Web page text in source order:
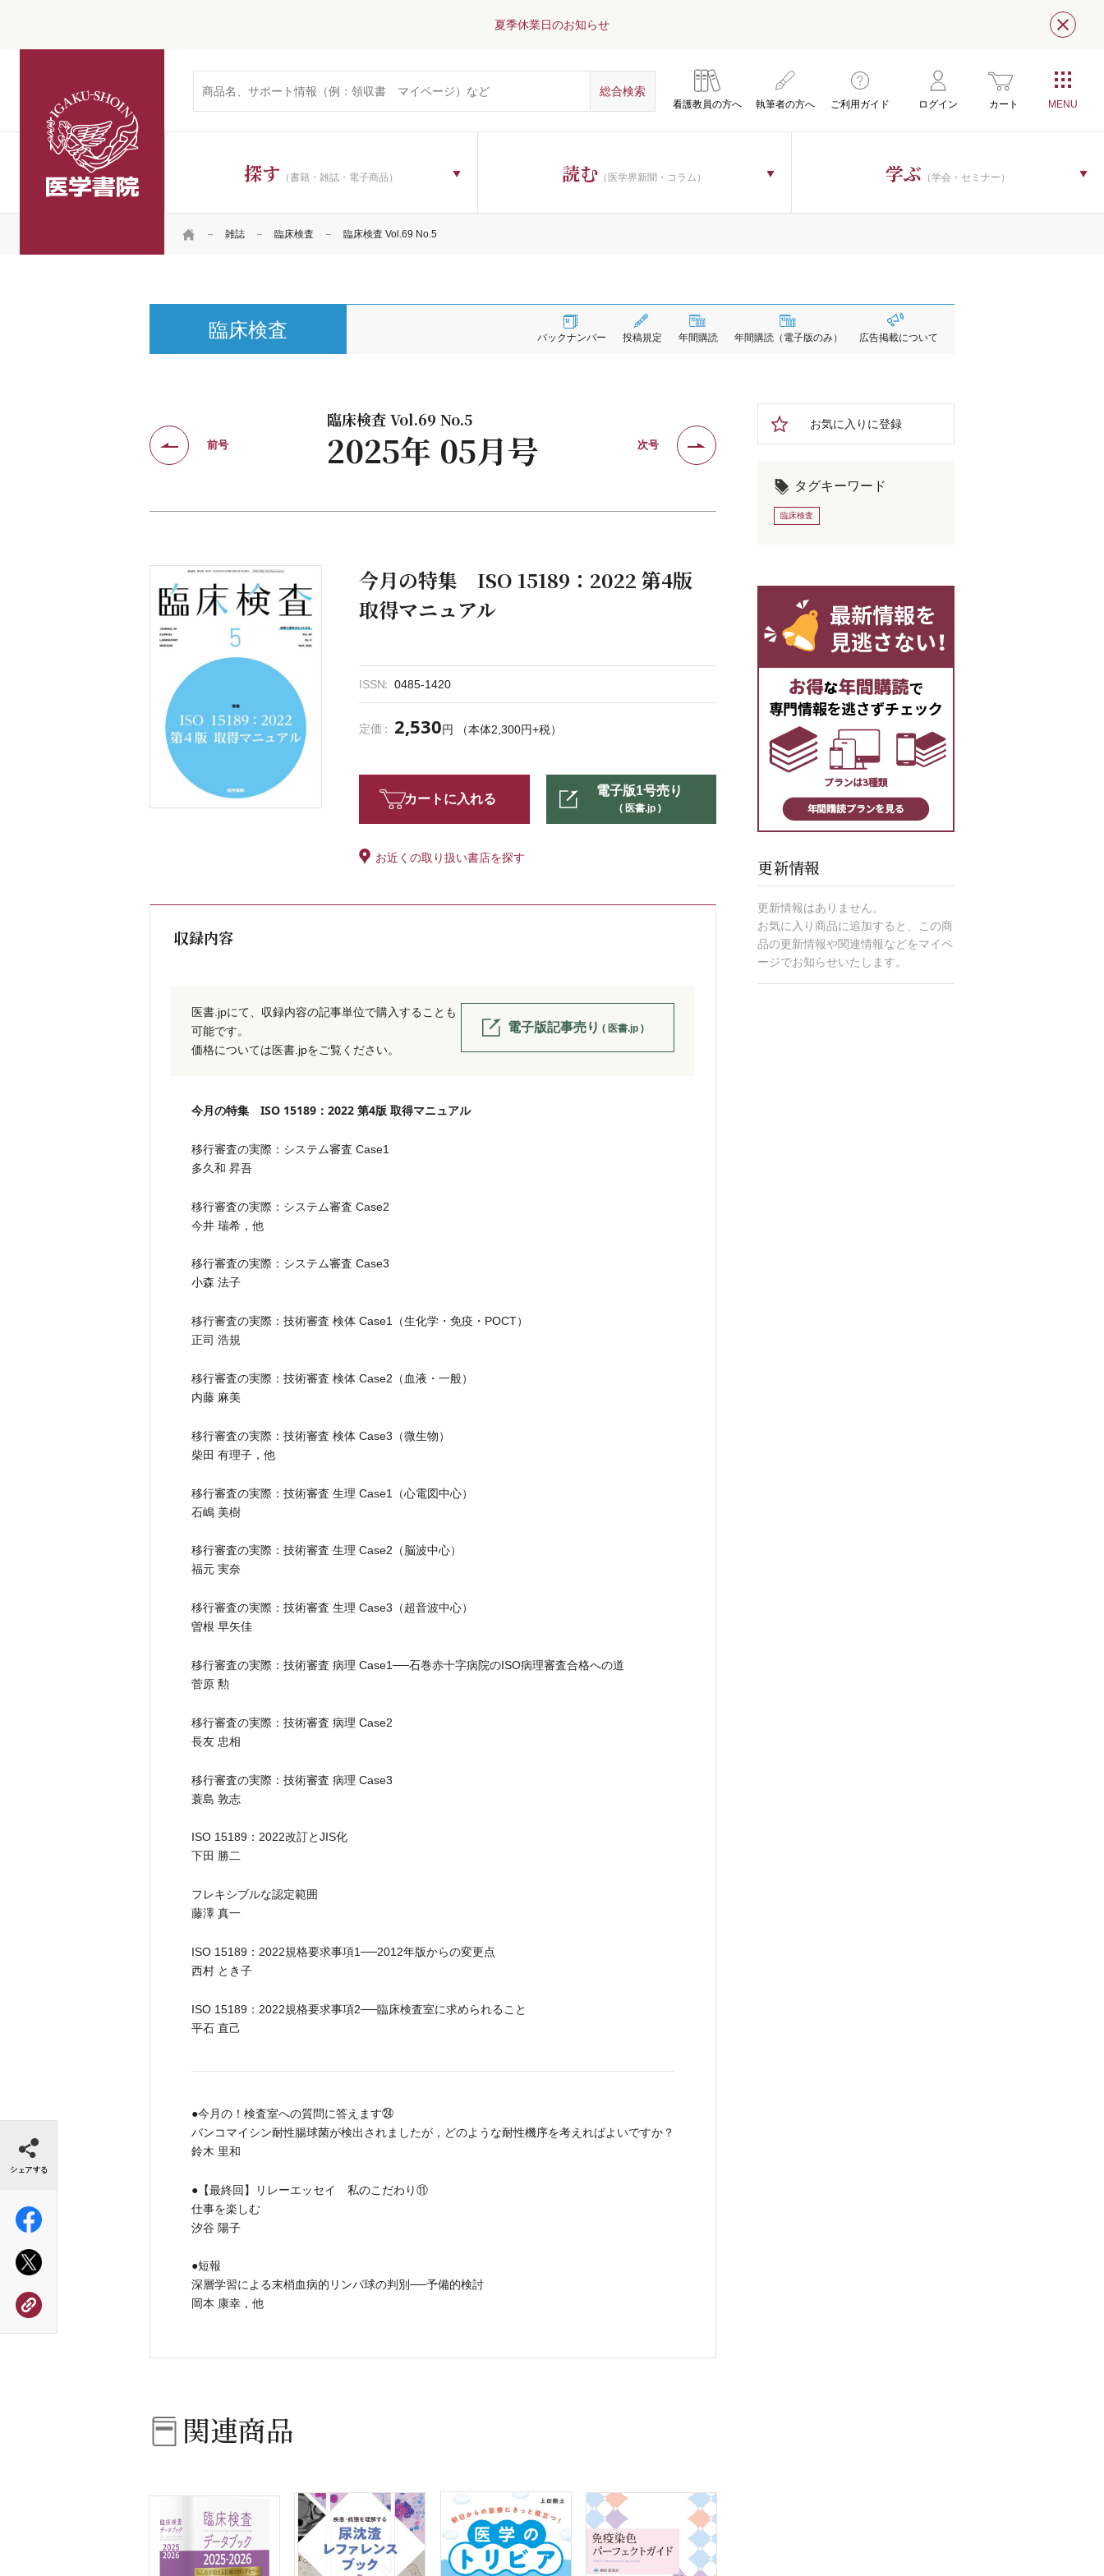
夏季休業日のお知らせ 閉じ
看護教員の方へ 執筆者の方へ ご利用ガイド ログイン カート
探す （書籍・雑誌・電子商品） 読む （医学界新聞・コラム） 学ぶ （学会・セミナー）
HOME 雑誌 臨床検査 臨床検査 Vol.69 No.5
臨床検査 バックナンバー 投稿規定 年間購読 年間購読 （電子版のみ） 広告掲載について
臨床検査 Vol.69 No.5
2025年 05月号
前号 次号
今月の特集 ISO 15189：2022 第4版
取得マニュアル
ISSN 0485-1420
定価 2,530円 （本体2,300円+税）
カートに入れる
電子版1号売り
( 医書.jp )
お近くの取り扱い書店を探す
収録内容
医書.jpにて、収録内容の記事単位で購入することも
可能です。
価格については医書.jpをご覧ください。
電子版記事売り ( 医書.jp )
今月の特集 ISO 15189：2022 第4版 取得マニュアル
移行審査の実際：システム審査 Case1
多久和 昇吾
移行審査の実際：システム審査 Case2
今井 瑞希，他
移行審査の実際：システム審査 Case3
小森 法子
移行審査の実際：技術審査 検体 Case1（生化学・免疫・POCT）
正司 浩規
移行審査の実際：技術審査 検体 Case2（血液・一般）
内藤 麻美
移行審査の実際：技術審査 検体 Case3（微生物）
柴田 有理子，他
移行審査の実際：技術審査 生理 Case1（心電図中心）
石嶋 美樹
移行審査の実際：技術審査 生理 Case2（脳波中心）
福元 実奈
移行審査の実際：技術審査 生理 Case3（超音波中心）
曽根 早矢佳
移行審査の実際：技術審査 病理 Case1──石巻赤十字病院のISO病理審査合格への道
菅原 勲
移行審査の実際：技術審査 病理 Case2
長友 忠相
移行審査の実際：技術審査 病理 Case3
蓑島 敦志
ISO 15189：2022改訂とJIS化
下田 勝二
フレキシブルな認定範囲
藤澤 真一
ISO 15189：2022規格要求事項1──2012年版からの変更点
西村 とき子
ISO 15189：2022規格要求事項2──臨床検査室に求められること
平石 直己
●今月の！検査室への質問に答えます㉔
バンコマイシン耐性腸球菌が検出されましたが，どのような耐性機序を考えればよいですか？
鈴木 里和
●【最終回】リレーエッセイ 私のこだわり⑪
仕事を楽しむ
汐谷 陽子
●短報
深層学習による末梢血病的リンパ球の判別──予備的検討
岡本 康幸，他
関連商品
お気に入りに登録
タグキーワード
臨床検査
更新情報
更新情報はありません。
お気に入り商品に追加すると、この商
品の更新情報や関連情報などをマイペ
ージでお知らせいたします。